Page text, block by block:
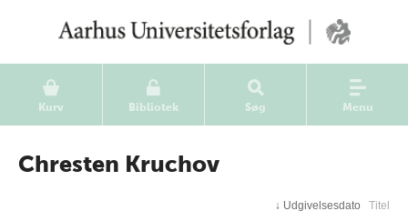
Kurv Bibliotek Søg Menu
Chresten Kruchov
↓ Udgivelsesdato Titel